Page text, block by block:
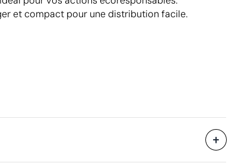
et compact pour une distribution facile.